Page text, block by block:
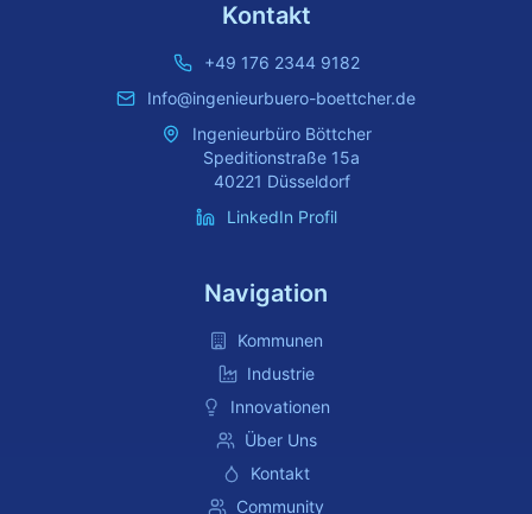
Kontakt
+49 176 2344 9182
Info@ingenieurbuero-boettcher.de
Ingenieurbüro Böttcher
Speditionstraße 15a
40221 Düsseldorf
LinkedIn Profil
Navigation
Kommunen
Industrie
Innovationen
Über Uns
Kontakt
Community